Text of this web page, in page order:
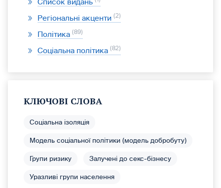
Регіональні акценти 2
Політика 89
Соціальна політика 82
КЛЮЧОВІ СЛОВА
Соціальна ізоляція
Модель соціальної політики (модель добробуту)
Групи ризику Залучені до секс-бізнесу
Уразливі групи населення